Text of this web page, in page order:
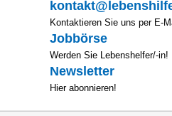
Kontaktieren Sie uns per E-
Jobbörse
Werden Sie Lebenshelfer/-in!
Newsletter
Hier abonnieren!